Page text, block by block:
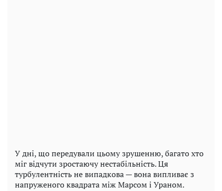
У дні, що передували цьому зрушенню, багато хто
міг відчути зростаючу нестабільність. Ця
турбулентність не випадкова — вона випливає з
напруженого квадрата між Марсом і Ураном.